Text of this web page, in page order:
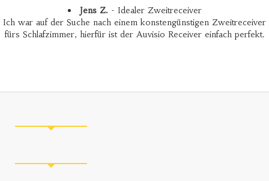
Jens Z. - Idealer Zweitreceiver
Ich war auf der Suche nach einem konstengünstigen Zweitreceiver
fürs Schlafzimmer, hierfür ist der Auvisio Receiver einfach perfekt.